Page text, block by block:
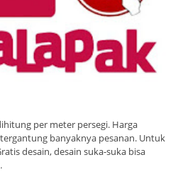
per meter persegi. Harga
banyaknya pesanan. Untuk
desain, desain suka-suka bisa